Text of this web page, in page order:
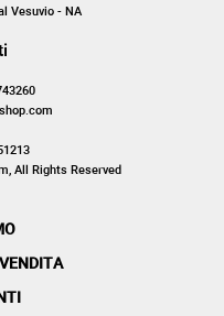
Vesuvio - NA
All Rights Reserved